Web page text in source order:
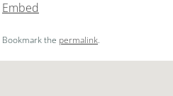
調
Embed
Bookmark the permalink.